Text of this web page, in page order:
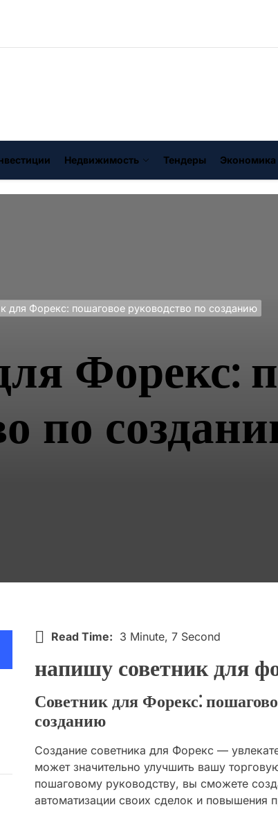
Недвижимость Тендеры Экономика
для Форекс: пошаговое руководство по созданию
Форекс:
по
Read Time: 3 Minute, 7 Second
напишу советник для
Советник для Форекс⁚
созданию
Создание советника для Форекс —
может значительно улучшить вашу
пошаговому руководству, вы сможете
автоматизации своих сделок и повышения